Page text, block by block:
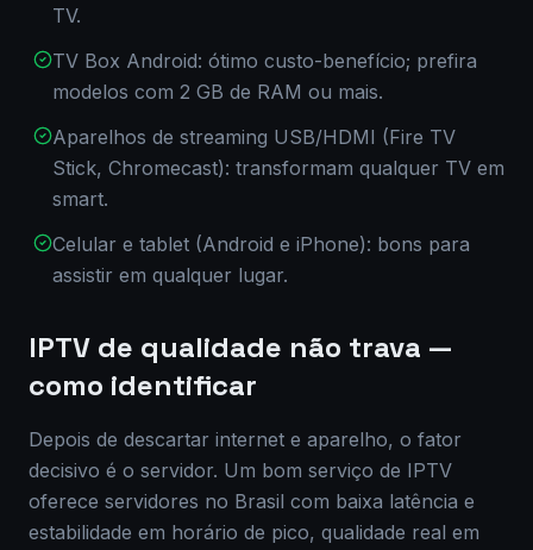
TV.
TV Box Android: ótimo custo-benefício; prefira
modelos com 2 GB de RAM ou mais.
Aparelhos de streaming USB/HDMI (Fire TV
Stick, Chromecast): transformam qualquer TV em
smart.
Celular e tablet (Android e iPhone): bons para
assistir em qualquer lugar.
IPTV de qualidade não trava —
como identificar
Depois de descartar internet e aparelho, o fator
decisivo é o servidor. Um bom serviço de IPTV
oferece servidores no Brasil com baixa latência e
estabilidade em horário de pico, qualidade real em